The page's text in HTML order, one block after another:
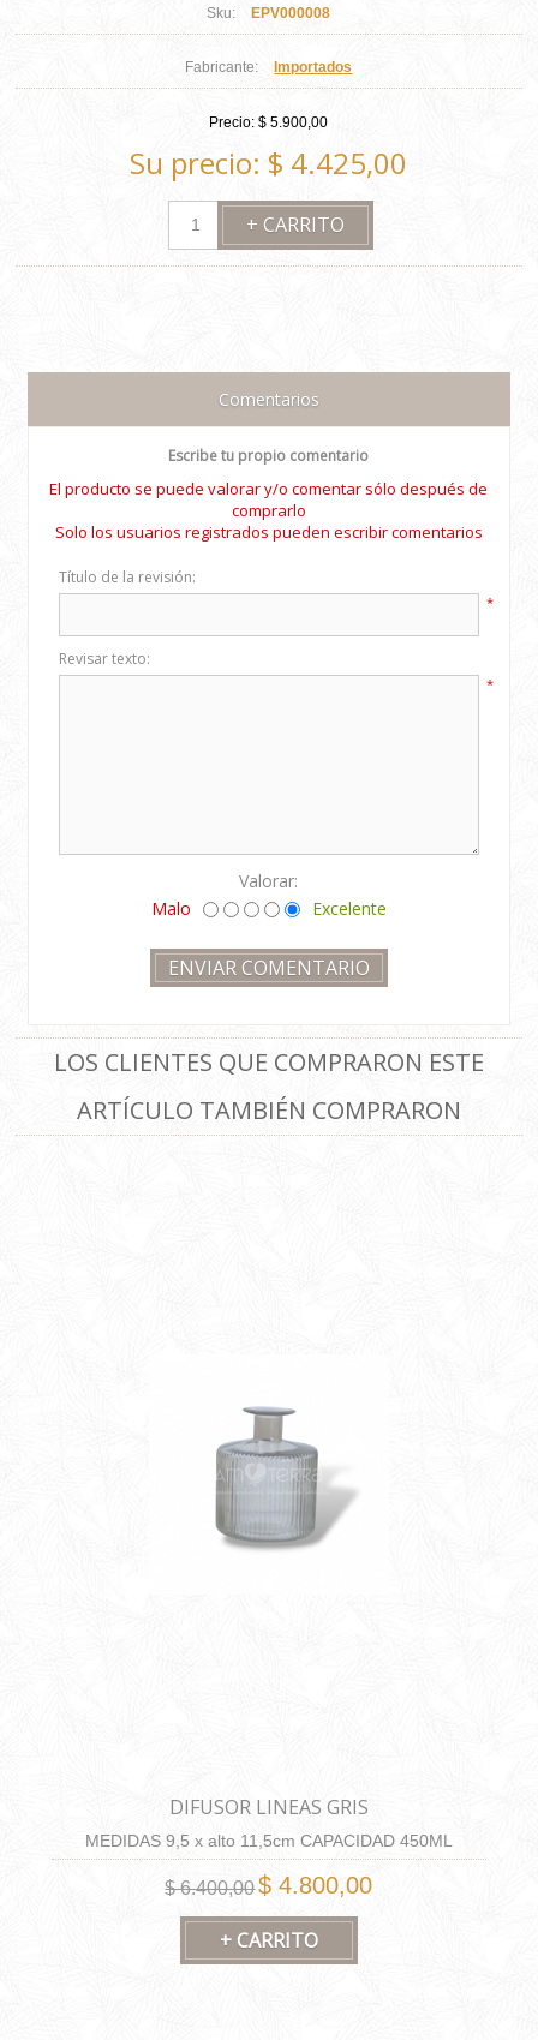
Sku: EPV000008
Fabricante: Importados
Precio: $ 5.900,00
Su precio: $ 4.425,00
Comentarios
Escribe tu propio comentario
El producto se puede valorar y/o comentar sólo después de
comprarlo
Solo los usuarios registrados pueden escribir comentarios
Título de la revisión:
*
Revisar texto:
*
Valorar:
Malo
Excelente
LOS CLIENTES QUE COMPRARON ESTE
ARTÍCULO TAMBIÉN COMPRARON
DIFUSOR LINEAS GRIS
MEDIDAS 9,5 x alto 11,5cm CAPACIDAD 450ML
$ 6.400,00$ 4.800,00